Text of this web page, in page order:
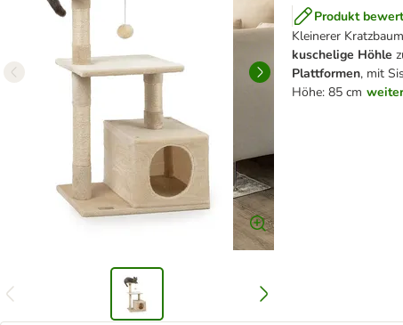
Produkt
Kleinerer
kuschelige Höhle
Plattformen, mit
Höhe: 85 cm